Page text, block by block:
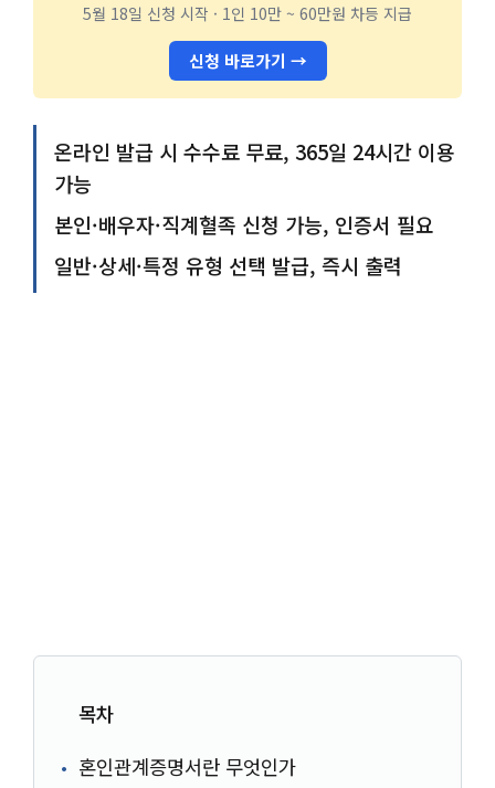
5월 18일 신청 시작 · 1인 10만 ~ 60만원 차등 지급
신청 바로가기 →
온라인 발급 시 수수료 무료, 365일 24시간 이용
가능
본인·배우자·직계혈족 신청 가능, 인증서 필요
일반·상세·특정 유형 선택 발급, 즉시 출력
목차
혼인관계증명서란 무엇인가